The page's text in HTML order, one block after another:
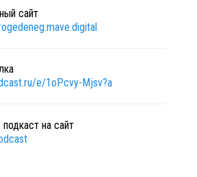
сайт
e/1oPcvy-Mjsv?a
на сайт